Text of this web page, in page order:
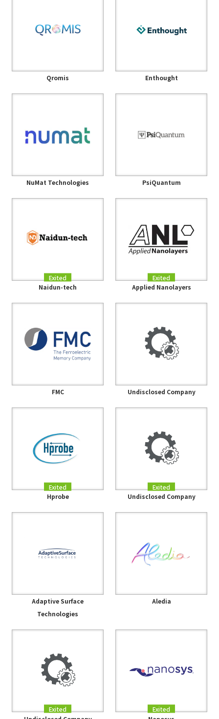
Qromis Enthought
NuMat Technologies PsiQuantum
Exited
Naidun-tech
Exited
Applied Nanolayers
FMC Undisclosed Company
Exited
Hprobe
Exited
Undisclosed Company
Adaptive Surface
Technologies
Aledia
Exited
Exited